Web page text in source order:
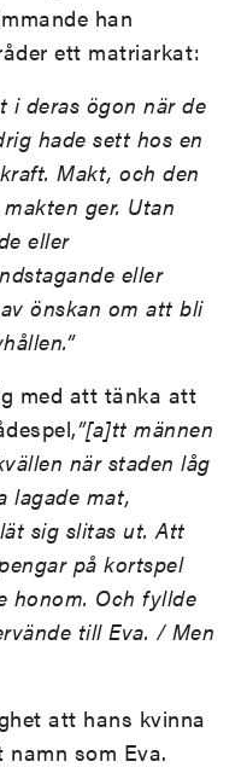
han
ett matriarkat:
i deras ögon när de
hade sett hos en
Makt, och den
ger. Utan
eller
eller
önskan om att bli
med att tänka att
”[a]tt männen
när staden låg
lagade mat,
sig slitas ut. Att
på kortspel
honom. Och fyllde
till Eva. / Men
att hans kvinna
som Eva.